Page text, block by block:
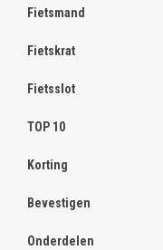
Fietsmand
Fietskrat
Fietsslot
TOP 10
Korting
Bevestigen
Onderdelen